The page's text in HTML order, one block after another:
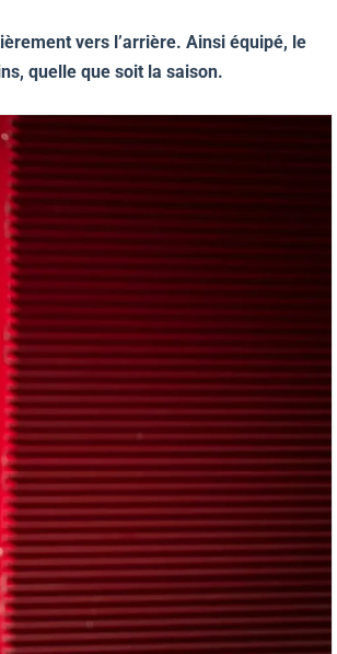
vers l’arrière. Ainsi équipé, le
quelle que soit la saison.